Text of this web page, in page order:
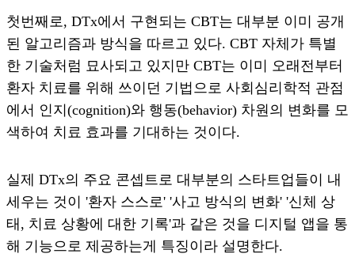
첫번째로, DTx에서 구현되는 CBT는 대부분 이미 공개
된 알고리즘과 방식을 따르고 있다. CBT 자체가 특별
한 기술처럼 묘사되고 있지만 CBT는 이미 오래전부터
환자 치료를 위해 쓰이던 기법으로 사회심리학적 관점
에서 인지(cognition)와 행동(behavior) 차원의 변화를 모
색하여 치료 효과를 기대하는 것이다.
실제 DTx의 주요 콘셉트로 대부분의 스타트업들이 내
세우는 것이 '환자 스스로' '사고 방식의 변화' '신체 상
태, 치료 상황에 대한 기록'과 같은 것을 디지털 앱을 통
해 기능으로 제공하는게 특징이라 설명한다.